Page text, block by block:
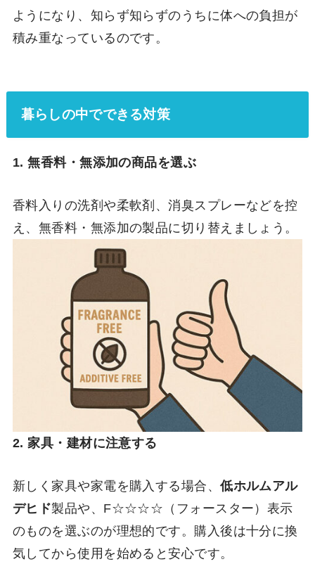
ようになり、知らず知らずのうちに体への負担が
積み重なっているのです。
暮らしの中でできる対策
1. 無香料・無添加の商品を選ぶ
香料入りの洗剤や柔軟剤、消臭スプレーなどを控
え、無香料・無添加の製品に切り替えましょう。
2.家具・建材に注意する
新しく家具や家電を購入する場合、低ホルムアル
デヒド製品や、F☆☆☆☆（フォースター）表示
のものを選ぶのが理想的です。購入後は十分に換
気してから使用を始めると安心です。